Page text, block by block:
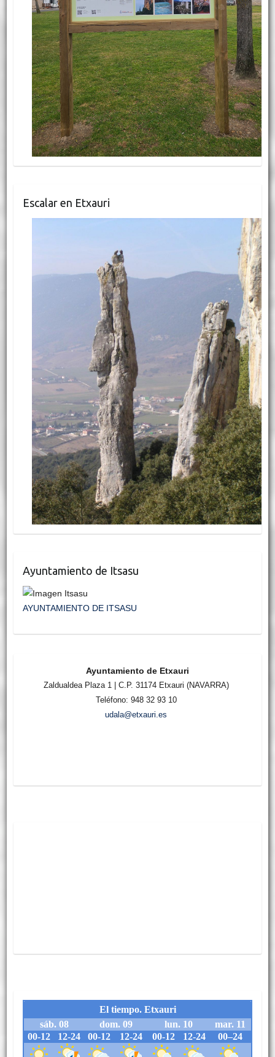
Escalar en Etxauri
Ayuntamiento de Itsasu
AYUNTAMIENTO DE ITSASU
Ayuntamiento de Etxauri
Zaldualdea Plaza 1 | C.P. 31174 Etxauri (NAVARRA)
Teléfono: 948 32 93 10
udala@etxauri.es